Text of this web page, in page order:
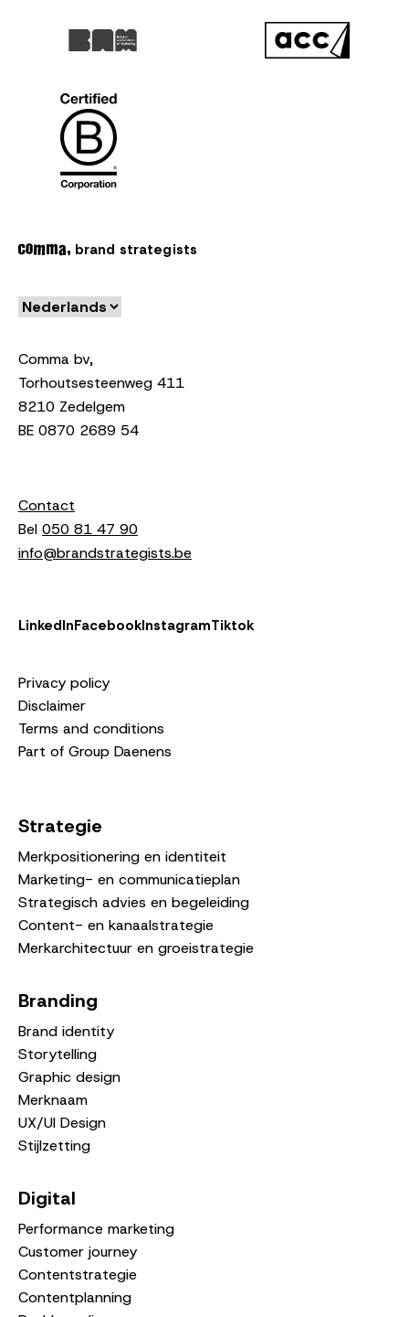
brand strategists
Comma bv,
Torhoutsesteenweg 411
8210 Zedelgem
BE 0870 2689 54
Contact
Bel 050 81 47 90
info@brandstrategists.be
LinkedInFacebookInstagramTiktok
Privacy policy
Disclaimer
Terms and conditions
Part of Group Daenens
Strategie
Merkpositionering en identiteit
Marketing- en communicatieplan
Strategisch advies en begeleiding
Content- en kanaalstrategie
Merkarchitectuur en groeistrategie
Branding
Brand identity
Storytelling
Graphic design
Merknaam
UX/UI Design
Stijlzetting
Digital
Performance marketing
Customer journey
Contentstrategie
Contentplanning